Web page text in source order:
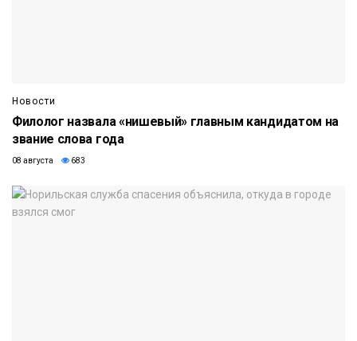
Новости
Филолог назвала «нишевый» главным кандидатом на
звание слова года
08 августа 683